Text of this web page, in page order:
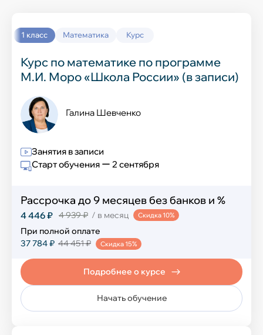
История
Химия
География
Информатика
Английский язык
Музыка
Физическая культура
Иностранные языки
1 класс Математика Курс
Курс по математике по программе
М.И. Моро «Школа России» (в записи)
Галина Шевченко
Занятия в записи
Старт обучения ー 2 сентября
Рассрочка до 9 месяцев без банков и %
4 446 ₽ 4 939 ₽ / в месяц Скидка 10%
При полной оплате
37 784 ₽ 44 451 ₽ Скидка 15%
Начать обучение
Подробнее о курсе